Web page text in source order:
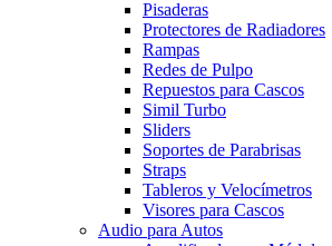
Pisaderas
Protectores de Radiadores
Rampas
Redes de Pulpo
Repuestos para Cascos
Simil Turbo
Sliders
Soportes de Parabrisas
Straps
Tableros y Velocímetros
Visores para Cascos
Audio para Autos